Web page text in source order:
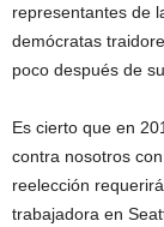
representantes de
demócratas
poco después de
Es cierto que en
contra nosotros
reelección
trabajadora en